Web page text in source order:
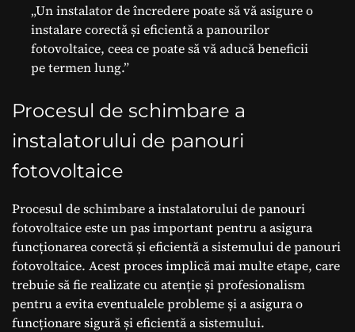
„Un instalator de încredere poate să vă asigure o
instalare corectă și eficientă a panourilor
fotovoltaice, ceea ce poate să vă aducă beneficii
pe termen lung.”
Procesul de schimbare a
instalatorului de panouri
fotovoltaice
Procesul de schimbare a instalatorului de panouri
fotovoltaice este un pas important pentru a asigura
funcționarea corectă și eficientă a sistemului de panouri
fotovoltaice. Acest proces implică mai multe etape, care
trebuie să fie realizate cu atenție și profesionalism
pentru a evita eventualele probleme și a asigura o
funcționare sigură și eficientă a sistemului.